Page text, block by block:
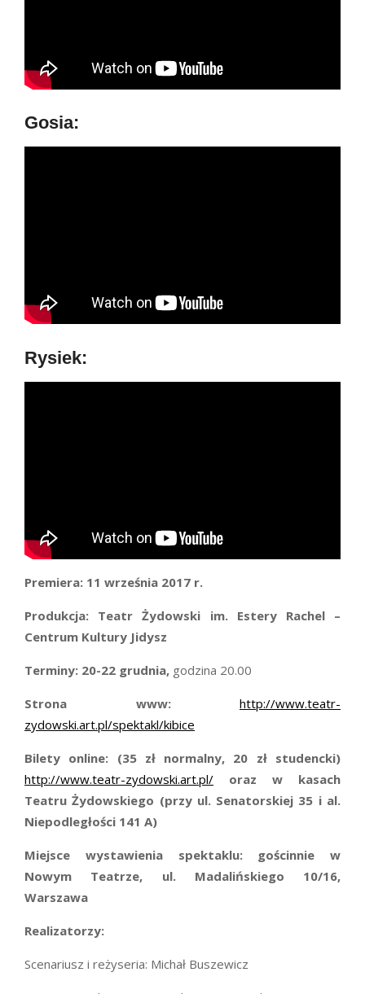
Gosia:
Rysiek:
Premiera: 11 września 2017 r.
Produkcja: Teatr Żydowski im. Estery Rachel –
Centrum Kultury Jidysz
Terminy: 20-22 grudnia, godzina 20.00
Strona www: http://www.teatr-
zydowski.art.pl/spektakl/kibice
Bilety online: (35 zł normalny, 20 zł studencki)
http://www.teatr-zydowski.art.pl/ oraz w kasach
Teatru Żydowskiego (przy ul. Senatorskiej 35 i al.
Niepodległości 141 A)
Miejsce wystawienia spektaklu:gościnnie w
Nowym Teatrze, ul. Madalińskiego 10/16,
Warszawa
Realizatorzy:
Scenariusz i reżyseria: Michał Buszewicz